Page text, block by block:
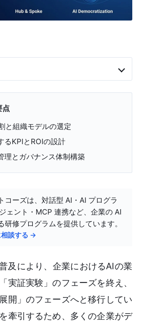
点
と組織モデルの選定
るKPIとROIの設計
理とガバナンス体制構築
コーズは、対話型 AI・AI プログラ
ェント・MCP 連携など、企業の AI
研修プログラムを提供しています。
相談する →
及により、企業におけるAIの業
実証実験」のフェーズを終え、
開」のフェーズへと移行してい
牽引するため、多くの企業がデ